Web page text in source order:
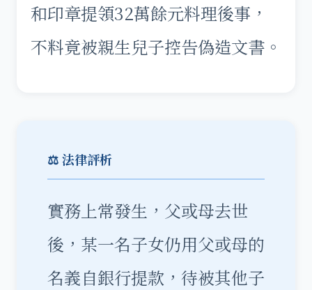
和印章提領32萬餘元料理後事，
不料竟被親生兒子控告偽造文書。
⚖️ 法律評析
實務上常發生，父或母去世
後，某一名子女仍用父或母的
名義自銀行提款，待被其他子